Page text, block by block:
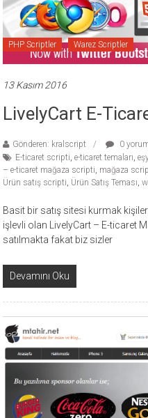
ücretli
temalar,
wordpress
temaları,
theme
download
sitesi.
PHP Scriptler Warez Scriptler
13 Kasım 2016
LivelyCart E-
Gönderen: kralscript
0
E-ticaret scripti,e-ticaret temaları,
– e-ticaret mağaza scripti, mağaza
Ürün satış scripti, Ürün Satış Teması,
Basit bir satış sitesi kurmak
işlevli olan LivelyCart – E-ticaret
satılmakta fakat biz sizler
Devamını Oku